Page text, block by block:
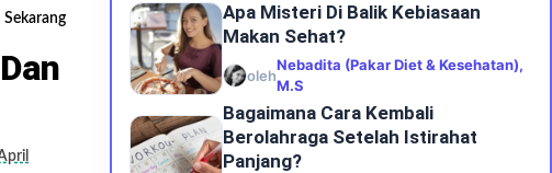
Sekarang
Apa Misteri Di Balik Kebiasaan
Makan Sehat?
oleh
Nebadita (Pakar Diet & Kesehatan),
M.S
Bagaimana Cara Kembali
Berolahraga Setelah Istirahat
Panjang?